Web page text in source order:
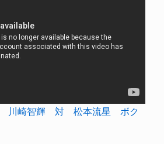
川崎智輝 対 松本流星 ボク